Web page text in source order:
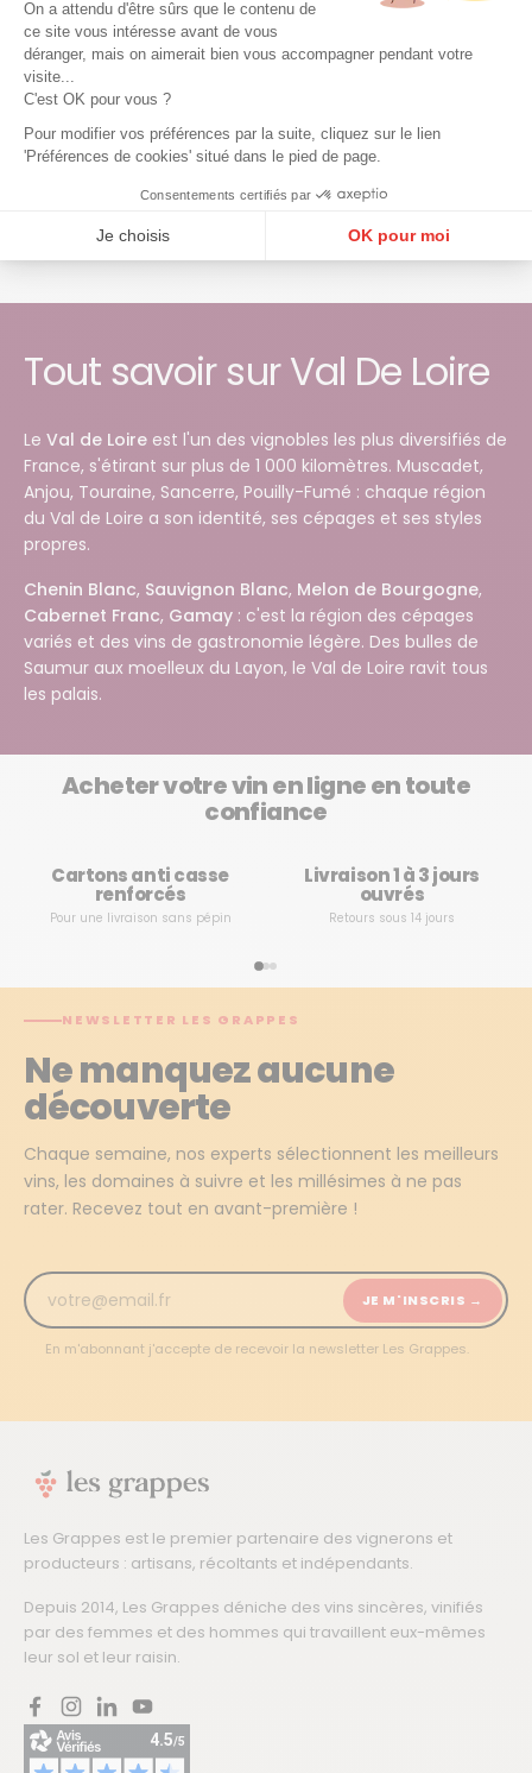
On a attendu d'être sûrs que le contenu de
ce site vous intéresse avant de vous
déranger, mais on aimerait bien vous accompagner pendant votre
visite...
C'est OK pour vous ?
Pour modifier vos préférences par la suite, cliquez sur le lien
'Préférences de cookies' situé dans le pied de page.
Consentements certifiés par
Je choisis OK pour moi
Prix régulier
14,90€
La Garrelière
Le Rouge des Cornus
2021
Rouge Rouge
Val De Loire | 75 cL |
Prix régulier
10,75€
Blanc Blanc
2024
Tout savoir sur Val De Loire
Le Val de Loire est l'un des vignobles les plus diversifiés de
France, s'étirant sur plus de 1 000 kilomètres. Muscadet,
Anjou, Touraine, Sancerre, Pouilly-Fumé : chaque région
du Val de Loire a son identité, ses cépages et ses styles
propres.
Chenin Blanc, Sauvignon Blanc, Melon de Bourgogne,
Cabernet Franc, Gamay : c'est la région des cépages
variés et des vins de gastronomie légère. Des bulles de
Saumur aux moelleux du Layon, le Val de Loire ravit tous
les palais.
Acheter votre vin en ligne en toute
confiance
Cartons anti casse
renforcés
Pour une livraison sans pépin
Livraison 1 à 3 jours
ouvrés
Retours sous 14 jours
NEWSLETTER LES GRAPPES
Ne manquez aucune
découverte
Chaque semaine, nos experts sélectionnent les meilleurs
vins, les domaines à suivre et les millésimes à ne pas
rater. Recevez tout en avant-première !
JE M'INSCRIS →
En m'abonnant j'accepte de recevoir la newsletter Les Grappes.
Les Grappes est le premier partenaire des vignerons et
producteurs : artisans, récoltants et indépendants.
Depuis 2014, Les Grappes déniche des vins sincères, vinifiés
par des femmes et des hommes qui travaillent eux-mêmes
leur sol et leur raisin.
FacebookInstagram
LinkedInYouTube